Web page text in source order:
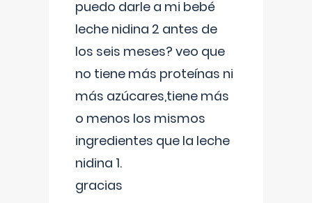
puedo darle a mi bebé
leche nidina 2 antes de
los seis meses? veo que
no tiene más proteínas ni
más azúcares,tiene más
o menos los mismos
ingredientes que la leche
nidina 1.
gracias